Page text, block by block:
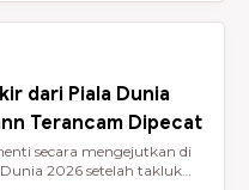
dari Piala Dunia
Terancam Dipecat
secara mengejutkan di
2026 setelah takluk